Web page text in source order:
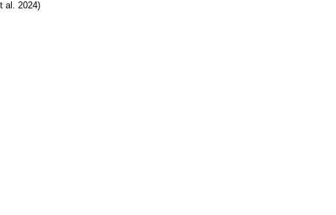
al. 2024)